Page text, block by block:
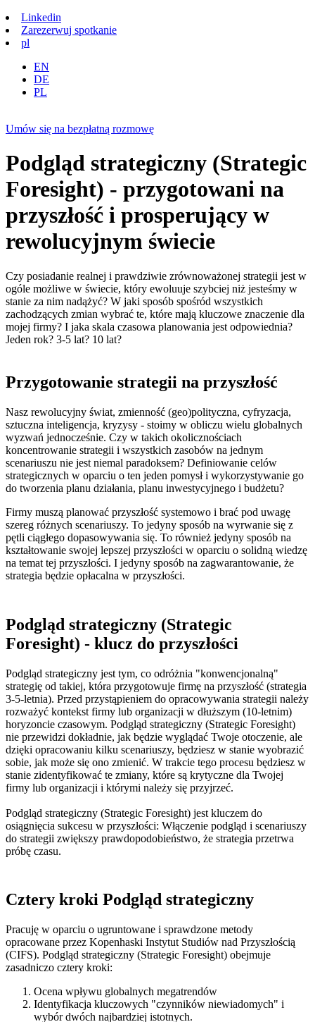
Linkedin
Zarezerwuj spotkanie
pl
EN
DE
PL
Umów się na bezpłatną rozmowę
Podgląd strategiczny (Strategic
Foresight) - przygotowani na
przyszłość i prosperujący w
rewolucyjnym świecie
Czy posiadanie realnej i prawdziwie zrównoważonej strategii jest w
ogóle możliwe w świecie, który ewoluuje szybciej niż jesteśmy w
stanie za nim nadążyć? W jaki sposób spośród wszystkich
zachodzących zmian wybrać te, które mają kluczowe znaczenie dla
mojej firmy? I jaka skala czasowa planowania jest odpowiednia?
Jeden rok? 3-5 lat? 10 lat?
Przygotowanie strategii na przyszłość
Nasz rewolucyjny świat, zmienność (geo)polityczna, cyfryzacja,
sztuczna inteligencja, kryzysy - stoimy w obliczu wielu globalnych
wyzwań jednocześnie. Czy w takich okolicznościach
koncentrowanie strategii i wszystkich zasobów na jednym
scenariuszu nie jest niemal paradoksem? Definiowanie celów
strategicznych w oparciu o ten jeden pomysł i wykorzystywanie go
do tworzenia planu działania, planu inwestycyjnego i budżetu?
Firmy muszą planować przyszłość systemowo i brać pod uwagę
szereg różnych scenariuszy. To jedyny sposób na wyrwanie się z
pętli ciągłego dopasowywania się. To również jedyny sposób na
kształtowanie swojej lepszej przyszłości w oparciu o solidną wiedzę
na temat tej przyszłości. I jedyny sposób na zagwarantowanie, że
strategia będzie opłacalna w przyszłości.
Podgląd strategiczny (Strategic
Foresight) - klucz do przyszłości
Podgląd strategiczny jest tym, co odróżnia "konwencjonalną"
strategię od takiej, która przygotowuje firmę na przyszłość (strategia
3-5-letnia). Przed przystąpieniem do opracowywania strategii należy
rozważyć kontekst firmy lub organizacji w dłuższym (10-letnim)
horyzoncie czasowym. Podgląd strategiczny (Strategic Foresight)
nie przewidzi dokładnie, jak będzie wyglądać Twoje otoczenie, ale
dzięki opracowaniu kilku scenariuszy, będziesz w stanie wyobrazić
sobie, jak może się ono zmienić. W trakcie tego procesu będziesz w
stanie zidentyfikować te zmiany, które są krytyczne dla Twojej
firmy lub organizacji i którymi należy się przyjrzeć.
Podgląd strategiczny (Strategic Foresight) jest kluczem do
osiągnięcia sukcesu w przyszłości: Włączenie podgląd i scenariuszy
do strategii zwiększy prawdopodobieństwo, że strategia przetrwa
próbę czasu.
Cztery kroki Podgląd strategiczny
Pracuję w oparciu o ugruntowane i sprawdzone metody
opracowane przez Kopenhaski Instytut Studiów nad Przyszłością
(CIFS). Podgląd strategiczny (Strategic Foresight) obejmuje
zasadniczo cztery kroki:
Ocena wpływu globalnych megatrendów
Identyfikacja kluczowych "czynników niewiadomych" i
wybór dwóch najbardziej istotnych.